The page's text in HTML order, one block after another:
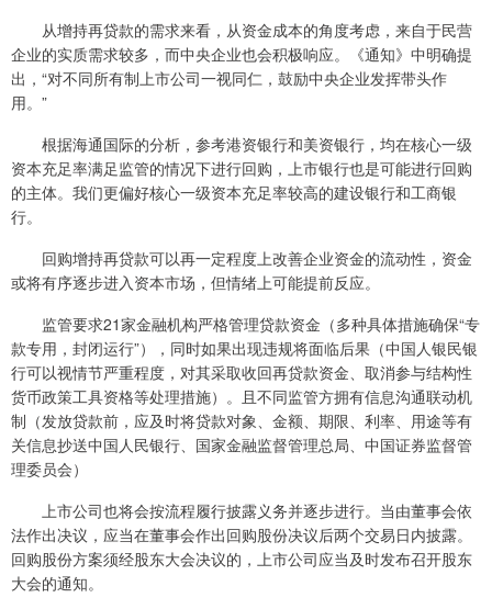
从增持再贷款的需求来看，从资金成本的角度考虑，来自于民营
企业的实质需求较多，而中央企业也会积极响应。《通知》中明确提
出，“对不同所有制上市公司一视同仁，鼓励中央企业发挥带头作
用。”
根据海通国际的分析，参考港资银行和美资银行，均在核心一级
资本充足率满足监管的情况下进行回购，上市银行也是可能进行回购
的主体。我们更偏好核心一级资本充足率较高的建设银行和工商银
行。
回购增持再贷款可以再一定程度上改善企业资金的流动性，资金
或将有序逐步进入资本市场，但情绪上可能提前反应。
监管要求21家金融机构严格管理贷款资金（多种具体措施确保“专
款专用，封闭运行”），同时如果出现违规将面临后果（中国人银民银
行可以视情节严重程度，对其采取收回再贷款资金、取消参与结构性
货币政策工具资格等处理措施）。且不同监管方拥有信息沟通联动机
制（发放贷款前，应及时将贷款对象、金额、期限、利率、用途等有
关信息抄送中国人民银行、国家金融监督管理总局、中国证券监督管
理委员会）
上市公司也将会按流程履行披露义务并逐步进行。当由董事会依
法作出决议，应当在董事会作出回购股份决议后两个交易日内披露。
回购股份方案须经股东大会决议的，上市公司应当及时发布召开股东
大会的通知。